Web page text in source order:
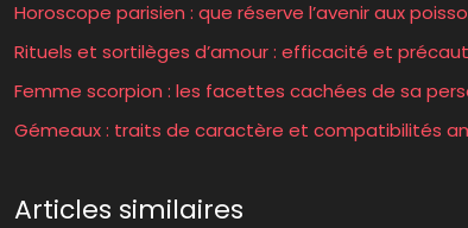
Horoscope parisien : que réserve l’avenir aux
Rituels et sortilèges d’amour : efficacité et
Femme scorpion : les facettes cachées de sa
Gémeaux : traits de caractère et compatibilités
Articles similaires